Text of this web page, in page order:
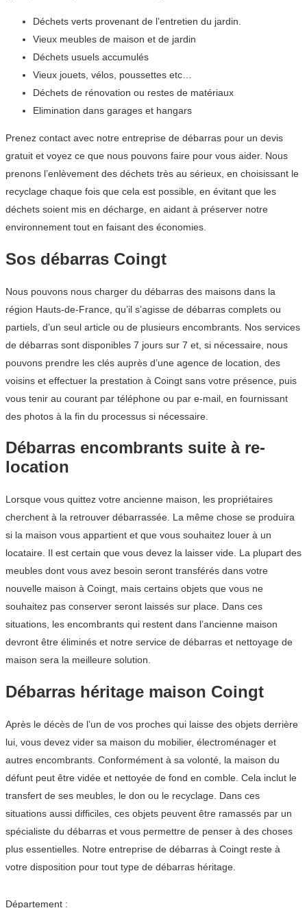
Déchets verts provenant de l’entretien du jardin.
Vieux meubles de maison et de jardin
Déchets usuels accumulés
Vieux jouets, vélos, poussettes etc…
Déchets de rénovation ou restes de matériaux
Elimination dans garages et hangars
Prenez contact avec notre entreprise de débarras pour un devis
gratuit et voyez ce que nous pouvons faire pour vous aider. Nous
prenons l’enlèvement des déchets très au sérieux, en choisissant le
recyclage chaque fois que cela est possible, en évitant que les
déchets soient mis en décharge, en aidant à préserver notre
environnement tout en faisant des économies.
Sos débarras Coingt
Nous pouvons nous charger du débarras des maisons dans la
région Hauts-de-France, qu’il s’agisse de débarras complets ou
partiels, d’un seul article ou de plusieurs encombrants. Nos services
de débarras sont disponibles 7 jours sur 7 et, si nécessaire, nous
pouvons prendre les clés auprès d’une agence de location, des
voisins et effectuer la prestation à Coingt sans votre présence, puis
vous tenir au courant par téléphone ou par e-mail, en fournissant
des photos à la fin du processus si nécessaire.
Débarras encombrants suite à re-
location
Lorsque vous quittez votre ancienne maison, les propriétaires
cherchent à la retrouver débarrassée. La même chose se produira
si la maison vous appartient et que vous souhaitez louer à un
locataire. Il est certain que vous devez la laisser vide. La plupart des
meubles dont vous avez besoin seront transférés dans votre
nouvelle maison à Coingt, mais certains objets que vous ne
souhaitez pas conserver seront laissés sur place. Dans ces
situations, les encombrants qui restent dans l’ancienne maison
devront être éliminés et notre service de débarras et nettoyage de
maison sera la meilleure solution.
Débarras héritage maison Coingt
Après le décès de l’un de vos proches qui laisse des objets derrière
lui, vous devez vider sa maison du mobilier, électroménager et
autres encombrants. Conformément à sa volonté, la maison du
défunt peut être vidée et nettoyée de fond en comble. Cela inclut le
transfert de ses meubles, le don ou le recyclage. Dans ces
situations aussi difficiles, ces objets peuvent être ramassés par un
spécialiste du débarras et vous permettre de penser à des choses
plus essentielles. Notre entreprise de débarras à Coingt reste à
votre disposition pour tout type de débarras héritage.
Département :